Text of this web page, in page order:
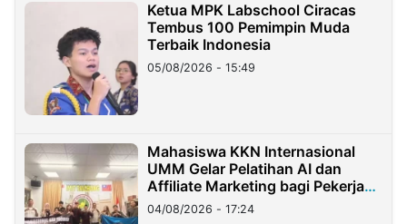
Ketua MPK Labschool Ciracas
Tembus 100 Pemimpin Muda
Terbaik Indonesia
05/08/2026 - 15:49
Mahasiswa KKN Internasional
UMM Gelar Pelatihan AI dan
Affiliate Marketing bagi Pekerja
Migran Indonesia di Taiwan
04/08/2026 - 17:24